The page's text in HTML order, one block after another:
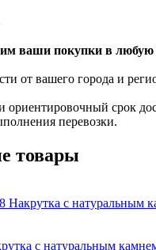
ваши покупки в любую
от вашего города и
ориентировочный срок
перевозки.
товары
с натуральным